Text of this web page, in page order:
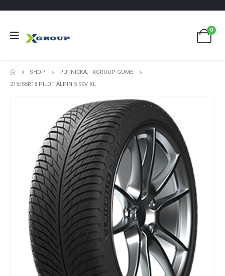
0
SHOP PUTNIČKA,
XGROUP GUME
215/55R18 PILOT ALPIN 5 99V XL